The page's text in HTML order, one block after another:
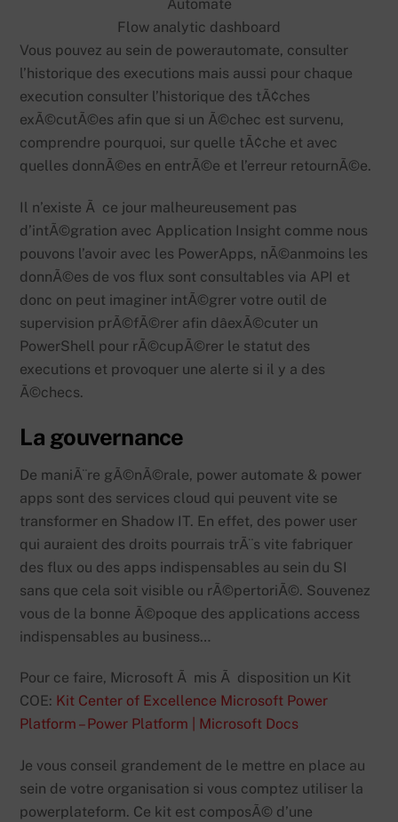
Flow analytic dashboard
Vous pouvez au sein de powerautomate, consulter
l’historique des executions mais aussi pour chaque
execution consulter l’historique des tÃ¢ches
exÃ©cutÃ©es afin que si un Ã©chec est survenu,
comprendre pourquoi, sur quelle tÃ¢che et avec
quelles donnÃ©es en entrÃ©e et l’erreur retournÃ©e.
Il n’existe Ã ce jour malheureusement pas
d’intÃ©gration avec Application Insight comme nous
pouvons l’avoir avec les PowerApps, nÃ©anmoins les
donnÃ©es de vos flux sont consultables via API et
donc on peut imaginer intÃ©grer votre outil de
supervision prÃ©fÃ©rer afin dâexÃ©cuter un
PowerShell pour rÃ©cupÃ©rer le statut des
executions et provoquer une alerte si il y a des
Ã©checs.
La gouvernance
De maniÃ¨re gÃ©nÃ©rale, power automate & power
apps sont des services cloud qui peuvent vite se
transformer en Shadow IT. En effet, des power user
qui auraient des droits pourrais trÃ¨s vite fabriquer
des flux ou des apps indispensables au sein du SI
sans que cela soit visible ou rÃ©pertoriÃ©. Souvenez
vous de la bonne Ã©poque des applications access
indispensables au business…
Pour ce faire, Microsoft Ã mis Ã disposition un Kit
COE: Kit Center of Excellence Microsoft Power
Platform – Power Platform | Microsoft Docs
Je vous conseil grandement de le mettre en place au
sein de votre organisation si vous comptez utiliser la
powerplateform. Ce kit est composÃ© d’une